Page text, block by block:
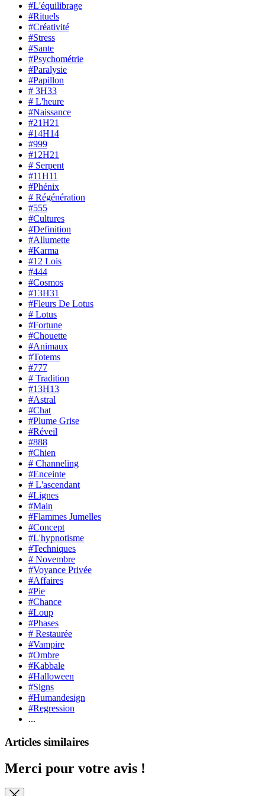
#L'équilibrage
#Rituels
#Créativité
#Stress
#Sante
#Psychométrie
#Paralysie
#Papillon
# 3H33
# L'heure
#Naissance
#21H21
#14H14
#999
#12H21
# Serpent
#11H11
#Phénix
# Régénération
#555
#Cultures
#Definition
#Allumette
#Karma
#12 Lois
#444
#Cosmos
#13H31
#Fleurs De Lotus
# Lotus
#Fortune
#Chouette
#Animaux
#Totems
#777
# Tradition
#13H13
#Astral
#Chat
#Plume Grise
#Réveil
#888
#Chien
# Channeling
#Enceinte
# L'ascendant
#Lignes
#Main
#Flammes Jumelles
#Concept
#L'hypnotisme
#Techniques
# Novembre
#Voyance Privée
#Affaires
#Pie
#Chance
#Loup
#Phases
# Restaurée
#Vampire
#Ombre
#Kabbale
#Halloween
#Signs
#Humandesign
#Regression
...
Articles similaires
Merci pour votre avis !